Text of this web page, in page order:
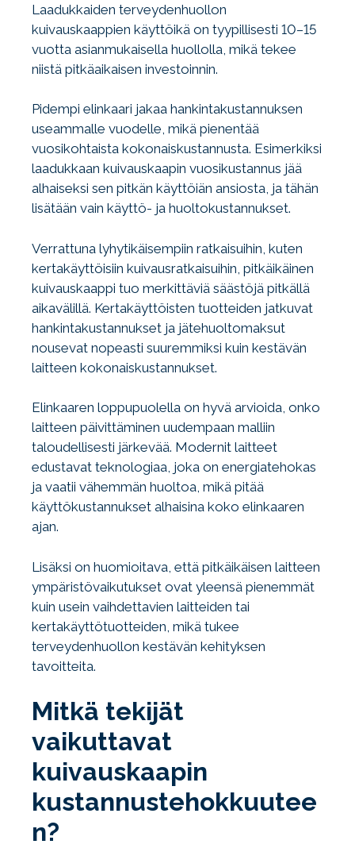
Laadukkaiden terveydenhuollon
kuivauskaappien käyttöikä on tyypillisesti 10–15
vuotta asianmukaisella huollolla, mikä tekee
niistä pitkäaikaisen investoinnin.
Pidempi elinkaari jakaa hankintakustannuksen
useammalle vuodelle, mikä pienentää
vuosikohtaista kokonaiskustannusta. Esimerkiksi
laadukkaan kuivauskaapin vuosikustannus jää
alhaiseksi sen pitkän käyttöiän ansiosta, ja tähän
lisätään vain käyttö- ja huoltokustannukset.
Verrattuna lyhytikäisempiin ratkaisuihin, kuten
kertakäyttöisiin kuivausratkaisuihin, pitkäikäinen
kuivauskaappi tuo merkittäviä säästöjä pitkällä
aikavälillä. Kertakäyttöisten tuotteiden jatkuvat
hankintakustannukset ja jätehuoltomaksut
nousevat nopeasti suuremmiksi kuin kestävän
laitteen kokonaiskustannukset.
Elinkaaren loppupuolella on hyvä arvioida, onko
laitteen päivittäminen uudempaan malliin
taloudellisesti järkevää. Modernit laitteet
edustavat teknologiaa, joka on energiatehokas
ja vaatii vähemmän huoltoa, mikä pitää
käyttökustannukset alhaisina koko elinkaaren
ajan.
Lisäksi on huomioitava, että pitkäikäisen laitteen
ympäristövaikutukset ovat yleensä pienemmät
kuin usein vaihdettavien laitteiden tai
kertakäyttötuotteiden, mikä tukee
terveydenhuollon kestävän kehityksen
tavoitteita.
Mitkä tekijät
vaikuttavat
kuivauskaapin
kustannustehokkuutee
n?